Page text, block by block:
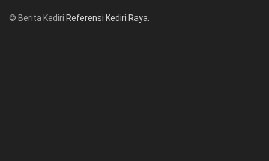
© Berita Kediri Referensi Kediri Raya